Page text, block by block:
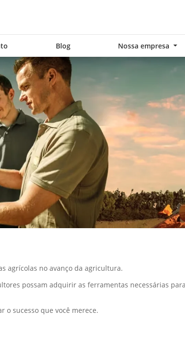
Blog Nossa empresa
agrícolas no avanço da agricultura.
possam adquirir as ferramentas necessárias
o sucesso que você merece.